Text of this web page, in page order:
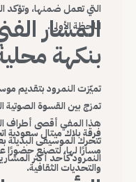
التي تعمل ضمنها، وتؤكد
اللحظة الأولى.
المسار
بنكهة
تميّزت النمرود بتقديم
تمزج بين القسوة الصوتية
هذا المفي أقصى أطراف
تتحرك الموسيقى البديلة
النمرود كأحد أكثر
فرقة بلاك ميتال سعودية
مسارًا لها، لتصنع حضورًا
والتحديات الثقافية.